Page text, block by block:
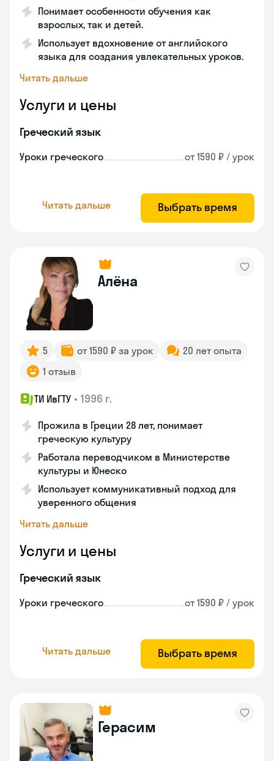
Понимает особенности обучения как
взрослых, так и детей.
Использует вдохновение от английского
языка для создания увлекательных уроков.
Читать дальше
Услуги и цены
Греческий язык
Уроки греческого от 1590 ₽ / урок
Читать дальше Выбрать время
Алёна
5 от 1590 ₽ за урок
20 лет опыта
1 отзыв
ТИ ИвГТУ • 1996 г.
Прожила в Греции 28 лет, понимает
греческую культуру
Работала переводчиком в Министерстве
культуры и Юнеско
Использует коммуникативный подход для
уверенного общения
Читать дальше
Услуги и цены
Греческий язык
Уроки греческого от 1590 ₽ / урок
Читать дальше Выбрать время
Герасим